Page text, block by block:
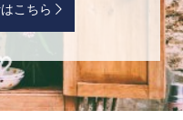
こちら